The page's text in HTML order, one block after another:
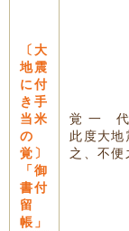
〔大
地震
に付
き手
当米
の
覚〕
「御
書付
留
帳」
覚 一
此度大
之、不